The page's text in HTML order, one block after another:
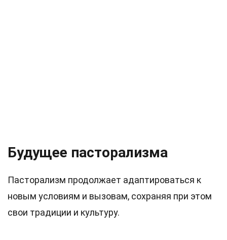
Будущее пасторализма
Пасторализм продолжает адаптироваться к
новым условиям и вызовам, сохраняя при этом
свои традиции и культуру.